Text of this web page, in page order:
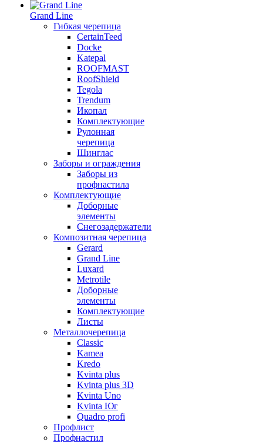
Grand Line
Гибкая черепица
CertainTeed
Docke
Katepal
ROOFMAST
RoofShield
Tegola
Trendum
Икопал
Комплектующие
Рулонная
черепица
Шинглас
Заборы и ограждения
Заборы из
профнастила
Комплектующие
Доборные
элементы
Снегозадержатели
Композитная черепица
Gerard
Grand Line
Luxard
Metrotile
Доборные
элементы
Комплектующие
Листы
Металлочерепица
Classic
Kamea
Kredo
Kvinta plus
Kvinta plus 3D
Kvinta Uno
Kvinta Юг
Quadro profi
Профлист
Профнастил